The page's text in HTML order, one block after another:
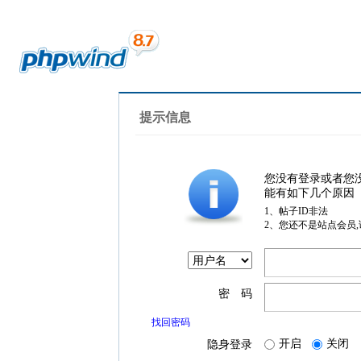
提示信息
您没有登录或者您
能有如下几个原因
1、帖子ID非法
2、您还不是站点会员
密 码
找回密码
隐身登录 开启 关闭